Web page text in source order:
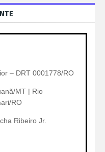
– DRT 0001778/RO
MT | Rio
RO
Ribeiro Jr.